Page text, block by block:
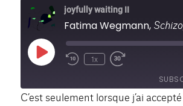
joyfully waiting II
Fatima Wegmann,
Play
EpisodeRewind
1x Fast
seconds
C’est seulement lorsque j’ai